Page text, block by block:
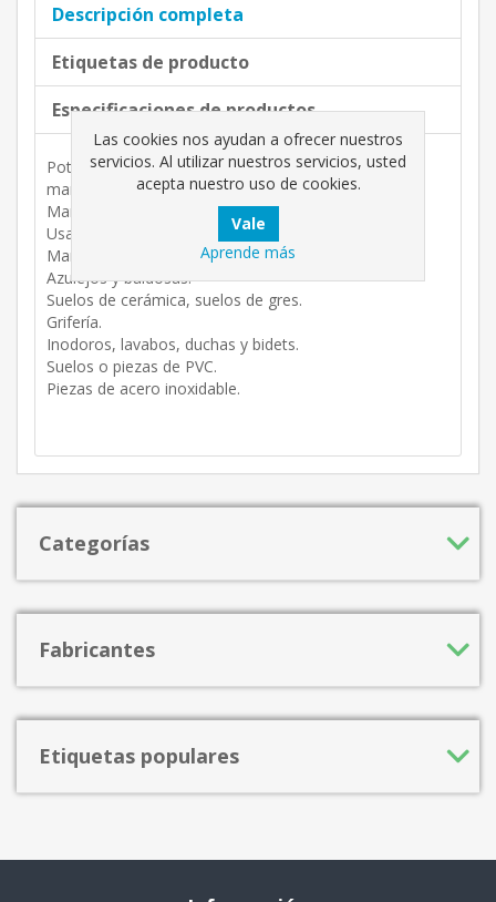
Descripción completa
Etiquetas de producto
Especificaciones de productos
Potente gel limpiador antical capaz de eliminar la cal,
manchas de óxido y restos de jabón.
Mantiene el brillo original de las superficies.
Usar el producto en:
Mamparas de cristal o plástico
Azulejos y baldosas.
Suelos de cerámica, suelos de gres.
Grifería.
Inodoros, lavabos, duchas y bidets.
Suelos o piezas de PVC.
Piezas de acero inoxidable.
Categorías
Fabricantes
Etiquetas populares
Las cookies nos ayudan a ofrecer nuestros
servicios. Al utilizar nuestros servicios, usted
acepta nuestro uso de cookies.
Aprende más